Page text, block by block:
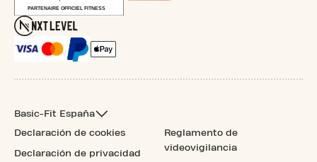
Basic-Fit España
Declaración de cookies
Declaración de privacidad
Reglamento de
videovigilancia